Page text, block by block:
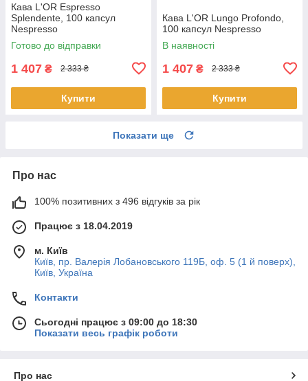
Кава L'OR Espresso
Splendente, 100 капсул
Nespresso
Готово до відправки
1 407 ₴ 2 333 ₴
Купити
Кава L'OR Lungo Profondo,
100 капсул Nespresso
В наявності
1 407 ₴ 2 333 ₴
Купити
Показати ще
Про нас
100% позитивних з 496 відгуків за рік
Працює з 18.04.2019
м. Київ
Київ, пр. Валерія Лобановського 119Б, оф. 5 (1 й поверх),
Київ, Україна
Контакти
Сьогодні працює з 09:00 до 18:30
Показати весь графік роботи
Про нас